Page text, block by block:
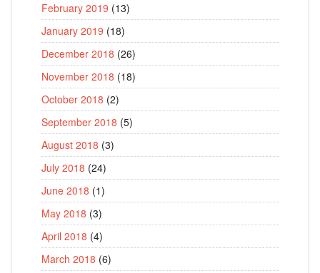
February 2019 (13)
January 2019 (18)
December 2018 (26)
November 2018 (18)
October 2018 (2)
September 2018 (5)
August 2018 (3)
July 2018 (24)
June 2018 (1)
May 2018 (3)
April 2018 (4)
March 2018 (6)